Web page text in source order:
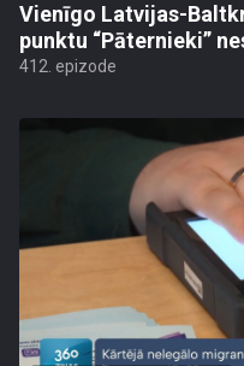
Vienīgo Latvijas-
punktu “Pāternieki”
412. epizode